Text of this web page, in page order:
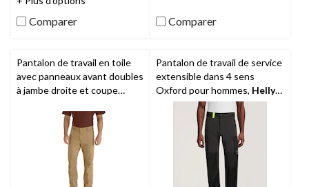
Comparer Comparer
Pantalon de travail en toile
avec panneaux avant doubles
à jambe droite et coupe
Carhartt
Pantalon de travail de service
extensible dans 4 sens
Oxford pour hommes, Helly
Hansen Workwear